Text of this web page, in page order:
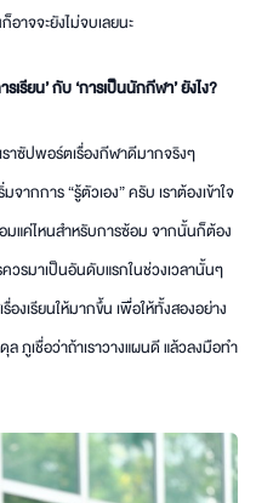
าจจะยังไม่จบเลยนะ
เรียน’ กับ ‘การเป็นนักกีฬา’ ยังไง?
าซัปพอร์ตเรื่องกีฬาดีมากจริงๆ
ากการ “รู้ตัวเอง” ครับ เราต้องเข้าใจ
อมแค่ไหนสำหรับการซ้อม จากนั้นก็ต้อง
วรมาเป็นอันดับแรกในช่วงเวลานั้นๆ
งเรียนให้มากขึ้น เพื่อให้ทั้งสองอย่าง
ภูเชื่อว่าถ้าเราวางแผนดี แล้วลงมือทำ